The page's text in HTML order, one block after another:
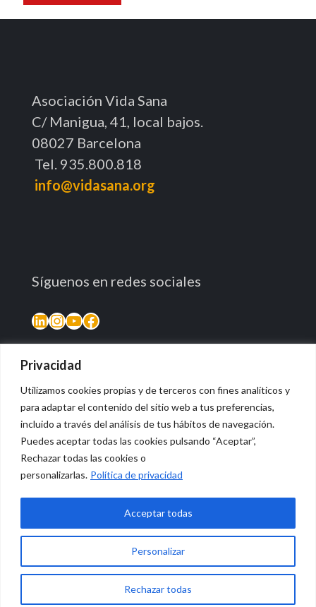
Privacidad
Utilizamos cookies propias y de terceros con fines analíticos y
para adaptar el contenido del sitio web a tus preferencias,
incluido a través del análisis de tus hábitos de navegación.
Puedes aceptar todas las cookies pulsando “Aceptar”,
Rechazar todas las cookies o
personalizarlas. Política de privacidad
Personalizar
Rechazar todas
Acceptar todas
Asociación Vida Sana
C/ Manigua, 41, local bajos.
08027 Barcelona
Tel. 935.800.818
info@vidasana.org
Síguenos en redes sociales
LinkedIn
Instagram
YouTube
Facebook
© 2026 Vidasana | All Rights Reserved
Aviso legal
Política de privacidad
Política de devolución monetaria